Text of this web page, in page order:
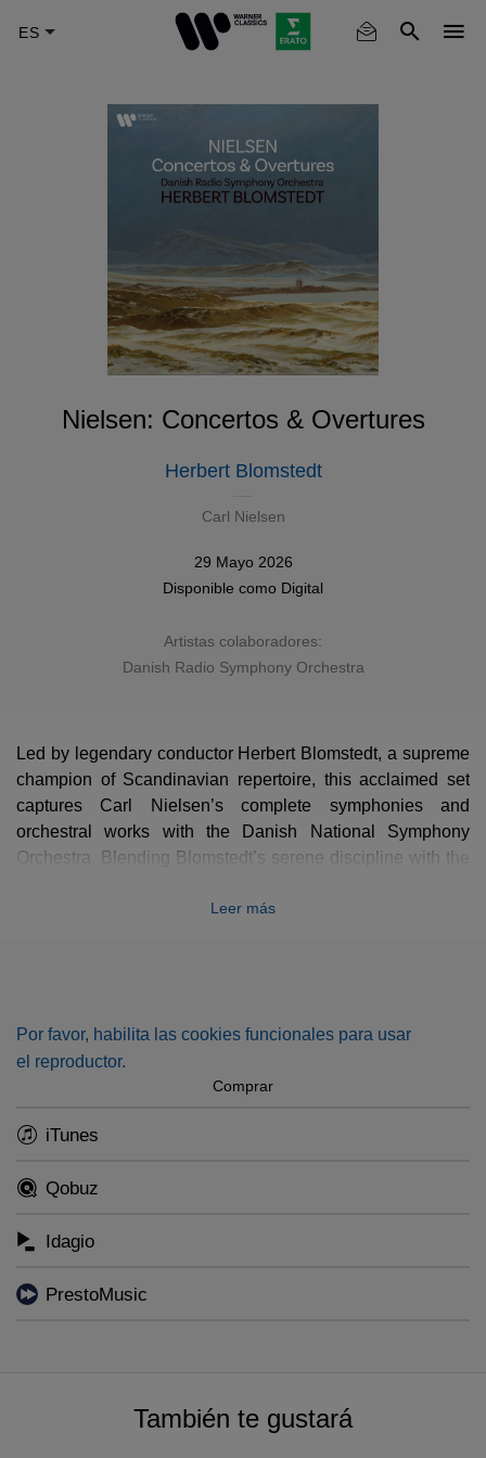
Nielsen: Concertos & Overtures
Herbert Blomstedt
Carl Nielsen
29 Mayo 2026
Disponible como Digital
Artistas colaboradores:
Danish Radio Symphony Orchestra
Led by legendary conductor Herbert Blomstedt, a supreme
champion of Scandinavian repertoire, this acclaimed set
captures Carl Nielsen’s complete symphonies and
orchestral works with the Danish National Symphony
Orchestra. Blending Blomstedt’s serene discipline with the
clear and powerful masterpieces are presented here in a
Leer más
Por favor, habilita las cookies funcionales para usar
el reproductor.
Comprar
iTunes
Qobuz
Idagio
PrestoMusic
También te gustará